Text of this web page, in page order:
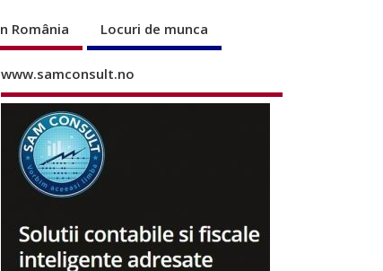
România Locuri de munca
www.samconsult.no